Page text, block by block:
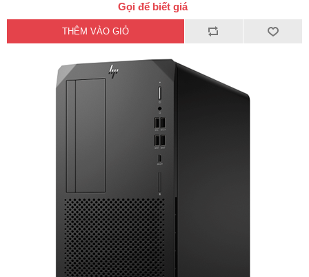
Gọi để biết giá